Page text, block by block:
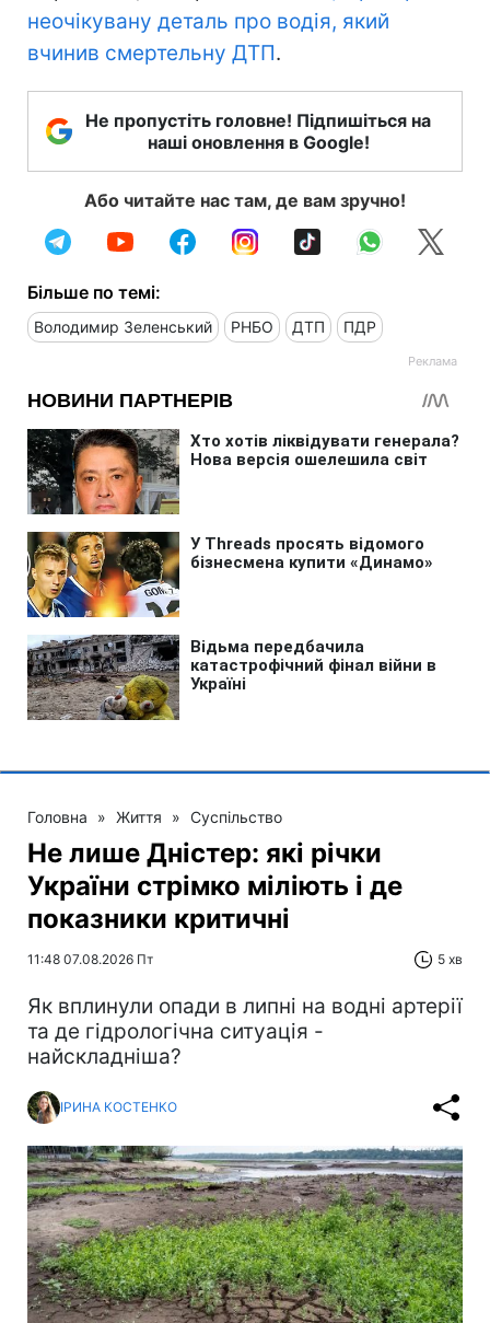
неочікувану деталь про водія, який
вчинив смертельну ДТП.
Не пропустіть головне! Підпишіться на
наші оновлення в Google!
Або читайте нас там, де вам зручно!
Більше по темі:
Володимир Зеленський РНБО ДТП ПДР
Головна » Життя » Суспільство
Не лише Дністер: які річки
України стрімко міліють і де
показники критичні
11:48 07.08.2026 Пт 5 хв
Як вплинули опади в липні на водні артерії
та де гідрологічна ситуація -
найскладніша?
ІРИНА КОСТЕНКО